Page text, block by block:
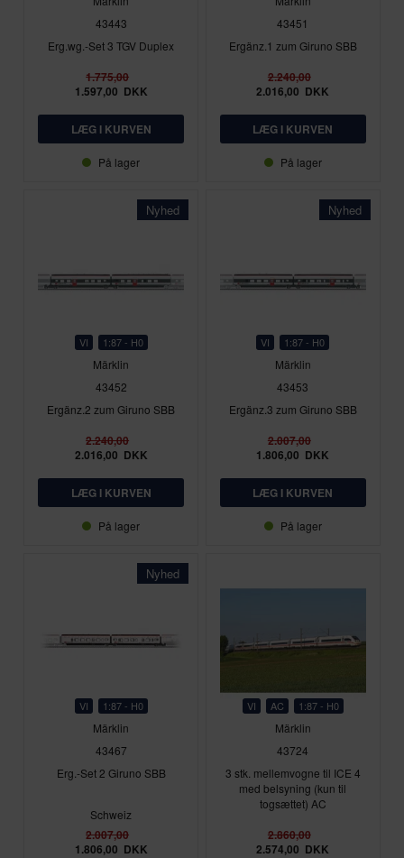
43443
Erg.wg.-Set 3 TGV Duplex
1.775,00
1.597,00 DKK
På lager
43451
Ergänz.1 zum Giruno SBB
2.240,00
2.016,00 DKK
På lager
Nyhed
VI 1:87 - H0
Märklin
43452
Ergänz.2 zum Giruno SBB
2.240,00
2.016,00 DKK
På lager
Nyhed
VI 1:87 - H0
Märklin
43453
Ergänz.3 zum Giruno SBB
2.007,00
1.806,00 DKK
På lager
Nyhed
VI 1:87 - H0
Märklin
43467
Erg.-Set 2 Giruno SBB
Schweiz
2.007,00
1.806,00 DKK
VI AC 1:87 - H0
Märklin
43724
3 stk. mellemvogne til ICE 4
med belsyning (kun til
togsættet) AC
2.860,00
2.574,00 DKK